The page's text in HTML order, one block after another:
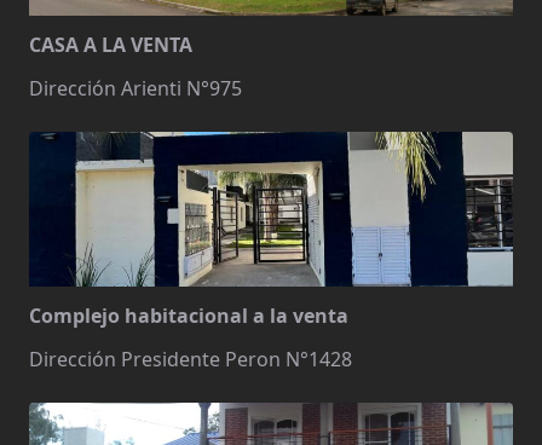
CASA A LA VENTA
Dirección Arienti N°975
Complejo habitacional a la venta
Dirección Presidente Peron N°1428